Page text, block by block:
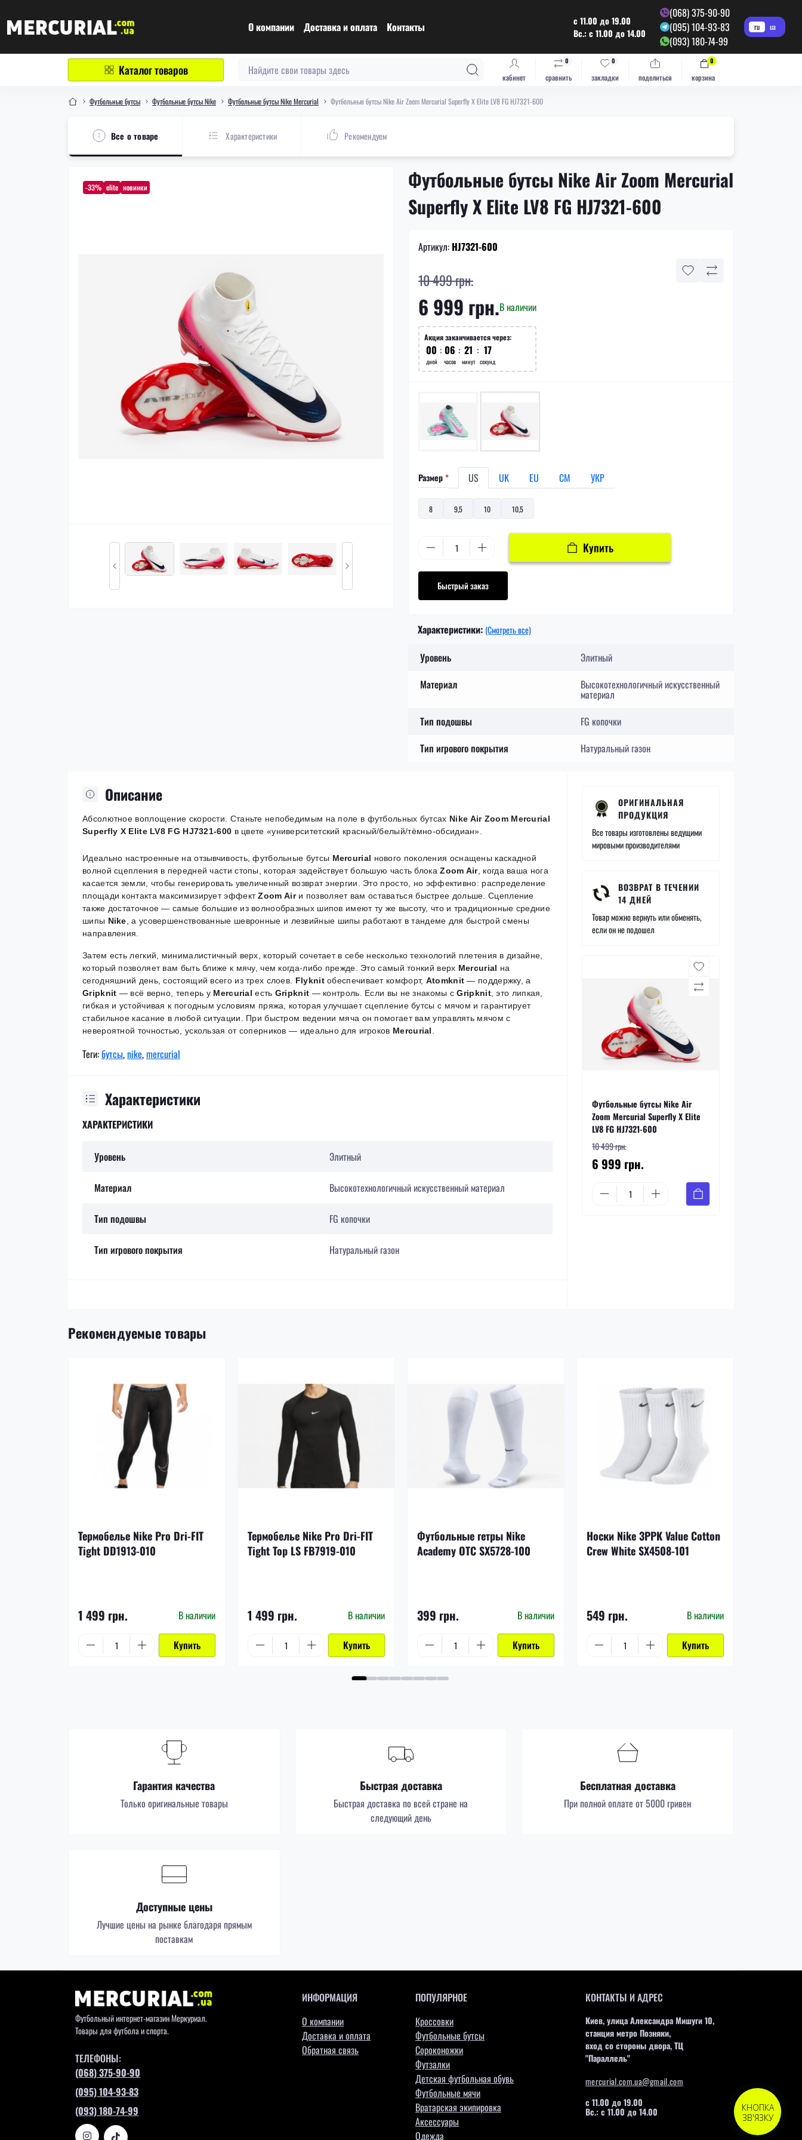
О компании Доставка и оплата Контакты
с 11.00 до 19.00
Вс.: с 11.00 до 14.00
(068) 375-90-90
(095) 104-93-83
(093) 180-74-99
ru ua
Каталог товаров кабинет сравнить
0
закладки
0
поделиться корзина
0
Футбольные бутсы Футбольные бутсы Nike Футбольные бутсы Nike Mercurial Футбольные бутсы Nike Air Zoom Mercurial Superfly X Elite LV8 FG HJ7321-600
Все о товаре Характеристики Рекомендуем
-33% elite новинки
Футбольные бутсы Nike Air Zoom Mercurial
Superfly X Elite LV8 FG HJ7321-600
Артикул: HJ7321-600
10 499 грн.
6 999 грн.В наличии
Акция заканчивается через:
00
дней
06
часов
21
минут
16
секунд
Размер* US UK EU СМ УКР
8 9,5 10 10,5
Купить
Быстрый заказ
Характеристики: (Смотреть все)
Уровень
Элитный
Материал
Высокотехнологичный искусственный
материал
Тип подошвы
FG копочки
Тип игрового покрытия
Натуральный газон
Описание
Абсолютное воплощение скорости. Станьте непобедимым на поле в футбольных бутсах Nike Air Zoom Mercurial
Superfly X Elite LV8 FG HJ7321-600 в цвете «университетский красный/белый/тёмно-обсидиан».
Идеально настроенные на отзывчивость, футбольные бутсы Mercurial нового поколения оснащены каскадной
волной сцепления в передней части стопы, которая задействует большую часть блокаZoom Air, когда ваша нога
касается земли, чтобы генерировать увеличенный возврат энергии. Это просто, но эффективно: распределение
площади контакта максимизирует эффектZoom Airи позволяет вам оставаться быстрее дольше. Сцепление
также достаточное — самые большие из волнообразных шипов имеют ту же высоту, что и традиционные средние
шипы Nike , а усовершенствованные шевронные и лезвийные шипы работают в тандеме для быстрой смены
направления.
Затем есть легкий, минималистичный верх, который сочетает в себе несколько технологий плетения в дизайне,
который позволяет вам быть ближе к мячу, чем когда-либо прежде. Это самый тонкий верх Mercurial на
сегодняшний день, состоящий всего из трех слоев. Flyknitобеспечивает комфорт, Atomknit — поддержку, а
Gripknit — всё верно, теперь у Mercurialесть Gripknit — контроль. Если вы не знакомы сGripknit, это липкая,
гибкая и устойчивая к погодным условиям пряжа, которая улучшает сцепление бутсы с мячом и гарантирует
стабильное касание в любой ситуации. При быстром ведении мяча он помогает вам управлять мячом с
невероятной точностью, ускользая от соперников — идеально для игроков Mercurial
Теги:бутсы,nike,mercurial
Характеристики
ХАРАКТЕРИСТИКИ
Уровень Элитный
Материал Высокотехнологичный искусственный материал
Тип подошвы FG копочки
Тип игрового покрытия Натуральный газон
ОРИГИНАЛЬНАЯ
ПРОДУКЦИЯ
Все товары изготовлены ведущими
мировыми производителями
ВОЗВРАТ В ТЕЧЕНИИ
14 ДНЕЙ
Товар можно вернуть или обменять,
если он не подошел
Футбольные бутсы Nike Air
Zoom Mercurial Superfly X Elite
LV8 FG HJ7321-600
10 499 грн.
6 999 грн.
Рекомендуемые товары
Термобелье Nike Pro Dri-FIT
Tight DD1913-010
1 499 грн. В наличии
Купить
Термобелье Nike Pro Dri-FIT
Tight Top LS FB7919-010
1 499 грн. В наличии
Купить
Футбольные гетры Nike
Academy OTC SX5728-100
399 грн. В наличии
Купить
Носки Nike 3PPK Value Cotton
Crew White SX4508-101
549 грн. В наличии
Купить
Гарантия качества
Только оригинальные товары
Быстрая доставка
Быстрая доставка по всей стране на
следующий день
Бесплатная доставка
При полной оплате от 5000 гривен
Доступные цены
Лучшие цены на рынке благодаря прямым
поставкам
Футбольный интернет-магазин Меркуриал.
Товары для футбола и спорта.
ТЕЛЕФОНЫ:
(068) 375-90-90
(095) 104-93-83
(093) 180-74-99
ИНФОРМАЦИЯ
О компании
Доставка и оплата
Обратная связь
ПОПУЛЯРНОЕ
Кроссовки
Футбольные бутсы
Сороконожки
Футзалки
Детская футбольная обувь
Футбольные мячи
Вратарская экипировка
Аксессуары
Одежда
КОНТАКТЫ И АДРЕС
Киев, улица Александра Мишуги 10,
станция метро Позняки,
вход со стороны двора, ТЦ
"Параллель"
mercurial.com.ua@gmail.com
с 11.00 до 19.00
Вс.: с 11.00 до 14.00
КНОПКА
ЗВ'ЯЗКУ